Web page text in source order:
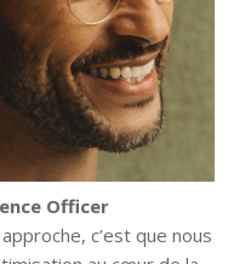
Officer
c’est que nous